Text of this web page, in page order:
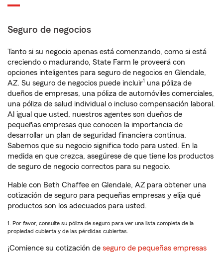
Seguro de negocios
Tanto si su negocio apenas está comenzando, como si está
creciendo o madurando, State Farm le proveerá con
opciones inteligentes para seguro de negocios en Glendale,
AZ. Su seguro de negocios puede incluir1 una póliza de
dueños de empresas, una póliza de automóviles comerciales,
una póliza de salud individual o incluso compensación laboral.
Al igual que usted, nuestros agentes son dueños de
pequeñas empresas que conocen la importancia de
desarrollar un plan de seguridad financiera continua.
Sabemos que su negocio significa todo para usted. En la
medida en que crezca, asegúrese de que tiene los productos
de seguro de negocio correctos para su negocio.
Hable con Beth Chaffee en Glendale, AZ para obtener una
cotización de seguro para pequeñas empresas y elija qué
productos son los adecuados para usted.
1. Por favor, consulte su póliza de seguro para ver una lista completa de la
propiedad cubierta y de las pérdidas cubiertas.
¡Comience su cotización de seguro de pequeñas empresas